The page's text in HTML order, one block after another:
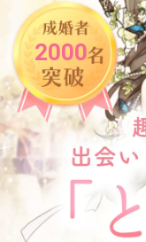
2000